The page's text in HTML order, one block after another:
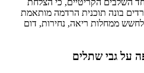
בונה תוכנית הרדמה מותאמת
ממחלות ריאה, נחירות, דום